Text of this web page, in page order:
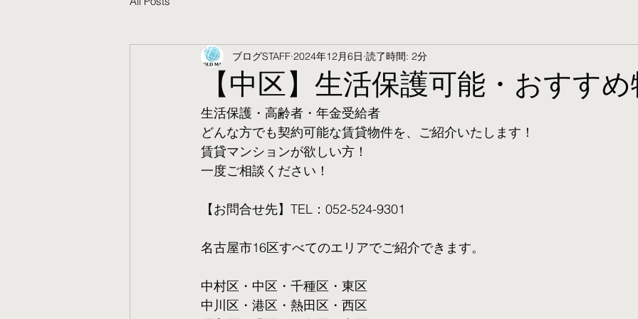
【中区】生活保護可能・おすす
ブログSTAFF 2024年12月6日 読了時間: 2分
生活保護・高齢者・年金受給者
​どんな方でも契約可能な賃貸物件を、ご紹介いたします！
賃貸マンションが欲しい方！
一度ご相談ください！
【お問合せ先】TEL：052-524-9301
名古屋市16区すべてのエリアでご紹介できます。
中村区・中区・千種区・東区
中川区・港区・熱田区・西区